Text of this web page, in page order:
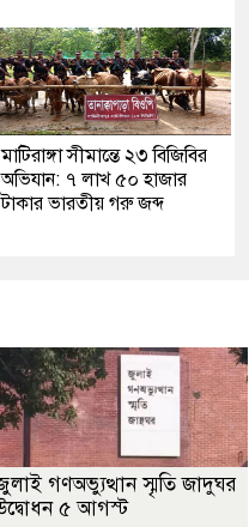
মাটিরাঙ্গা সীমান্তে ২৩ বিজিবির
অভিযান: ৭ লাখ ৫০ হাজার
টাকার ভারতীয় গরু জব্দ
গণঅভ্যুত্থান স্মৃতি জাদুঘর
৫ আগস্ট